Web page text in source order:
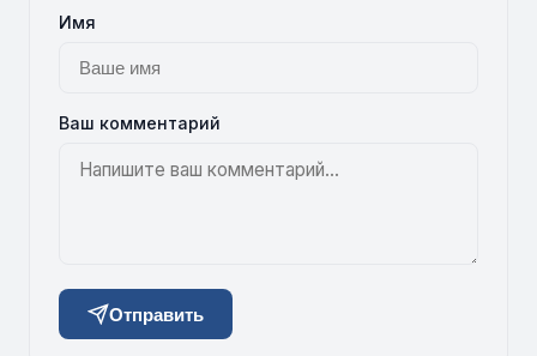
Имя
Ваш комментарий
Отправить